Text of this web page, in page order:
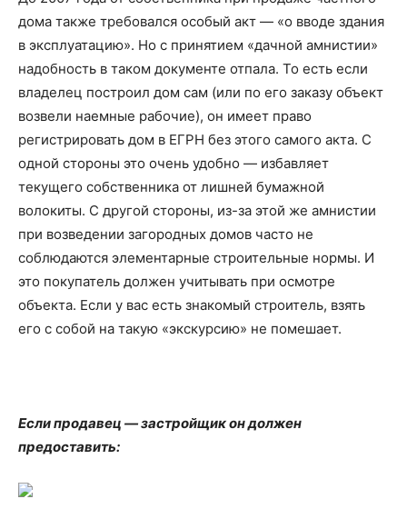
дома также требовался особый акт — «о вводе здания
в эксплуатацию». Но с принятием «дачной амнистии»
надобность в таком документе отпала. То есть если
владелец построил дом сам (или по его заказу объект
возвели наемные рабочие), он имеет право
регистрировать дом в ЕГРН без этого самого акта. С
одной стороны это очень удобно — избавляет
текущего собственника от лишней бумажной
волокиты. С другой стороны, из-за этой же амнистии
при возведении загородных домов часто не
соблюдаются элементарные строительные нормы. И
это покупатель должен учитывать при осмотре
объекта. Если у вас есть знакомый строитель, взять
его с собой на такую «экскурсию» не помешает.
Если продавец — застройщик он должен
предоставить: